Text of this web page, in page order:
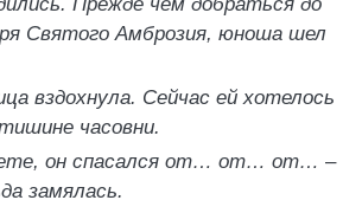
Святого Амброзия, юноша шел
вздохнула. Сейчас ей хотелось
часовни.
он спасался от… от… от… –
замялась.